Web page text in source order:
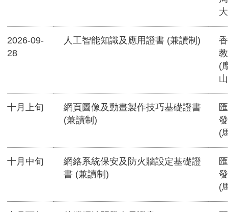
2026-09-
28
人工智能知識及應用證書 (兼讀制)
(
十月上旬
網頁圖像及動畫製作技巧基礎證書
(兼讀制)
(
十月中旬
網絡系統保安及防火牆設定基礎證
書 (兼讀制)
(